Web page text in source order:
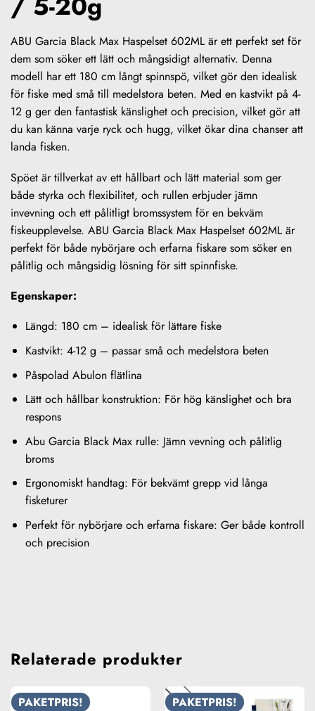
ABU Garcia Black Max Haspelset 602ML är ett perfekt set för
dem som söker ett lätt och mångsidigt alternativ. Denna
modell har ett 180 cm långt spinnspö, vilket gör den idealisk
för fiske med små till medelstora beten. Med en kastvikt på 4-
12 g ger den fantastisk känslighet och precision, vilket gör att
du kan känna varje ryck och hugg, vilket ökar dina chanser att
landa fisken.
Spöet är tillverkat av ett hållbart och lätt material som ger
både styrka och flexibilitet, och rullen erbjuder jämn
invevning och ett pålitligt bromssystem för en bekväm
fiskeupplevelse. ABU Garcia Black Max Haspelset 602ML är
perfekt för både nybörjare och erfarna fiskare som söker en
pålitlig och mångsidig lösning för sitt spinnfiske.
Egenskaper:
Längd: 180 cm – idealisk för lättare fiske
Kastvikt: 4-12 g – passar små och medelstora beten
Påspolad Abulon flätlina
Lätt och hållbar konstruktion: För hög känslighet och bra
respons
Abu Garcia Black Max rulle: Jämn vevning och pålitlig
broms
Ergonomiskt handtag: För bekvämt grepp vid långa
fisketurer
Perfekt för nybörjare och erfarna fiskare: Ger både kontroll
och precision
Relaterade produkter
PAKETPRIS! PAKETPRIS!